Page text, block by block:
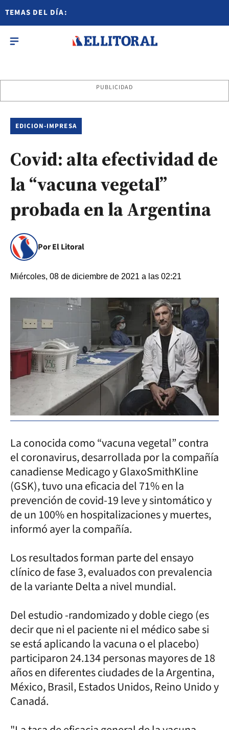
TEMAS DEL DÍA:
PUBLICIDAD
EDICION-IMPRESA
Covid: alta efectividad de
la “vacuna vegetal”
probada en la Argentina
Por El Litoral
Miércoles, 08 de diciembre de 2021 a las 02:21
La conocida como “vacuna vegetal” contra
el coronavirus, desarrollada por la compañía
canadiense Medicago y GlaxoSmithKline
(GSK), tuvo una eficacia del 71% en la
prevención de covid-19 leve y sintomático y
de un 100% en hospitalizaciones y muertes,
informó ayer la compañía.
Los resultados forman parte del ensayo
clínico de fase 3, evaluados con prevalencia
de la variante Delta a nivel mundial.
Del estudio -randomizado y doble ciego (es
decir que ni el paciente ni el médico sabe si
se está aplicando la vacuna o el placebo)
participaron 24.134 personas mayores de 18
años en diferentes ciudades de la Argentina,
México, Brasil, Estados Unidos, Reino Unido y
Canadá.